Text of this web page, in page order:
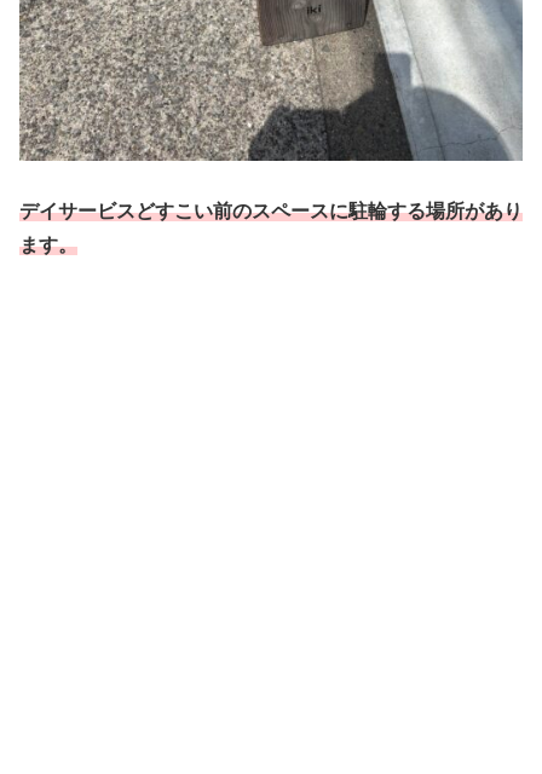
デイサービスどすこい前のスペースに駐輪する場所があり
ます。